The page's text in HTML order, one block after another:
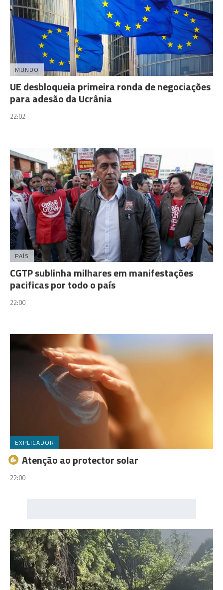
MUNDO
UE desbloqueia primeira ronda de negociações
para adesão da Ucrânia
22:02
PAÍS
CGTP sublinha milhares em manifestações
pacificas por todo o país
22:00
EXPLICADOR
Atenção ao protector solar
22:00